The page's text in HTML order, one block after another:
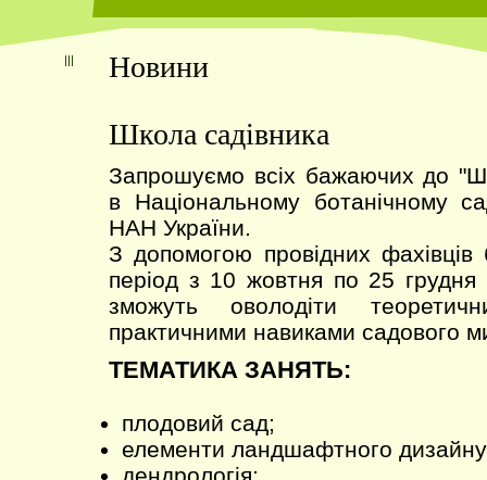
Новини
Школа садівника
Запрошуємо всіх бажаючих до
в Національному ботанічному
НАН України.
З допомогою провідних фахівців
період з 10 жовтня по 25
зможуть оволодіти
практичними навиками садового
ТЕМАТИКА ЗАНЯТЬ:
плодовий сад;
елементи ландшафтного